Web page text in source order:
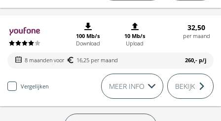
100 Mb/s
Download
10 Mb/s
Upload
32,50
per maand
8 maanden voor 16,25 per maand 260,- p/j
Vergelijken MEER INFO BEKIJK